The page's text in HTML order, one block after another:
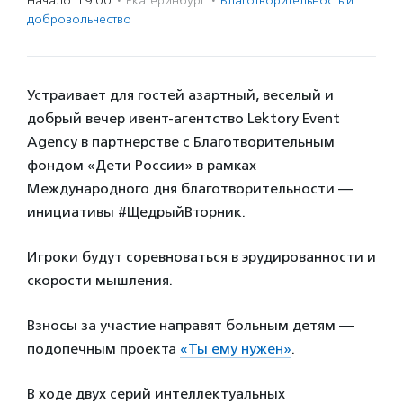
доброволь­чест­во
Устраивает для гостей азартный, веселый и
добрый вечер ивент-агентство Lektory Event
Agency в партнерстве с Благотворительным
фондом «Дети России» в рамках
Международного дня благотворительности —
инициативы #ЩедрыйВторник.
Игроки будут соревноваться в эрудированности и
скорости мышления.
Взносы за участие направят больным детям —
подопечным проекта «Ты ему нужен».
В ходе двух серий интеллектуальных